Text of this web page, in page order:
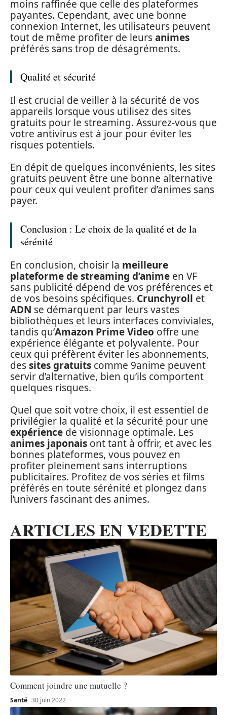
moins raffinée que celle des plateformes
payantes. Cependant, avec une bonne
connexion Internet, les utilisateurs peuvent
tout de même profiter de leursanimes
préférés sans trop de désagréments.
Qualité et sécurité
Il est crucial de veiller à la sécurité de vos
appareils lorsque vous utilisez des sites
gratuits pour le streaming. Assurez-vous que
votre antivirus est à jour pour éviter les
risques potentiels.
En dépit de quelques inconvénients, les sites
gratuits peuvent être une bonne alternative
pour ceux qui veulent profiter d’animes sans
payer.
Conclusion : Le choix de la qualité et de la
sérénité
En conclusion, choisir la meilleure
plateforme de streaming d’anime en VF
sans publicité dépend de vos préférences et
de vos besoins spécifiques. Crunchyroll et
ADN se démarquent par leurs vastes
bibliothèques et leurs interfaces conviviales,
tandis qu’Amazon Prime Video offre une
expérience élégante et polyvalente. Pour
ceux qui préfèrent éviter les abonnements,
dessites gratuits comme 9anime peuvent
servir d’alternative, bien qu’ils comportent
quelques risques.
Quel que soit votre choix, il est essentiel de
privilégier la qualité et la sécurité pour une
expérience de visionnage optimale. Les
animes japonais ont tant à offrir, et avec les
bonnes plateformes, vous pouvez en
profiter pleinement sans interruptions
publicitaires. Profitez de vos séries et films
préférés en toute sérénité et plongez dans
l’univers fascinant des animes.
ARTICLES EN VEDETTE
Comment joindre une mutuelle ?
Santé 30 juin 2022